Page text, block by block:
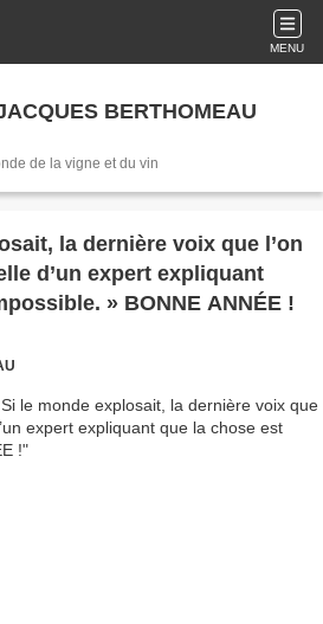
MENU
BERTHOMEAU
de la vigne et du vin
la dernière voix que l’on
d’un expert expliquant
» BONNE ANNÉE !